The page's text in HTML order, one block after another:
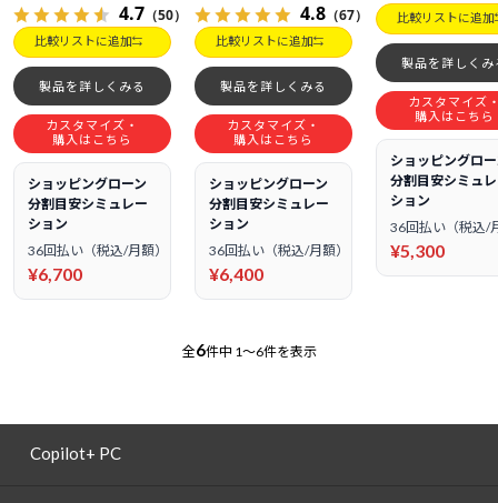
4.7 （50）
比較リストに追加
製品を詳しくみる
カスタマイズ・
購入はこちら
ショッピングローン
分割目安シミュレー
ション
36回払い（税込/月額）
¥6,700
4.8 （67）
比較リストに追加
製品を詳しくみる
カスタマイズ・
購入はこちら
ショッピングローン
分割目安シミュレー
ション
36回払い（税込/月額）
¥6,400
比較リストに追加
製品を詳しくみ
カスタマイズ
購入はこちら
ショッピングロ
分割目安シミュ
ション
36回払い（税込/
¥5,300
全6件中 1～6件を表示
Copilot+ PC